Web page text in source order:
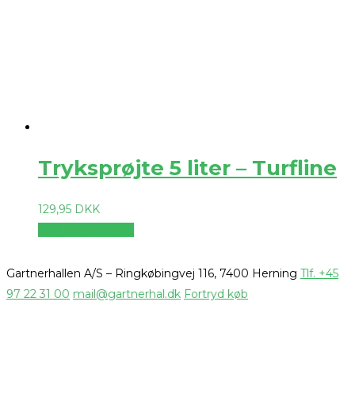
Tryksprøjte 5 liter – Turfline
129,95 DKK
Gartnerhallen A/S – Ringkøbingvej 116, 7400 Herning Tlf. +45
97 22 31 00 mail@gartnerhal.dk Fortryd køb